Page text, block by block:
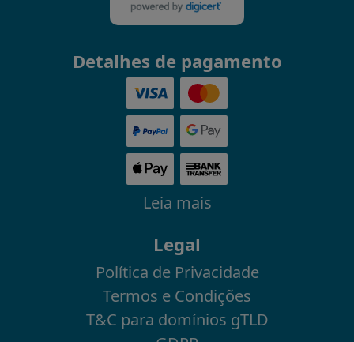
Detalhes de pagamento
Leia mais
Legal
Política de Privacidade
Termos e Condições
T&C para domínios gTLD